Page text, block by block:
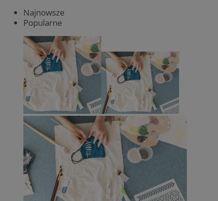
Najnowsze
Popularne